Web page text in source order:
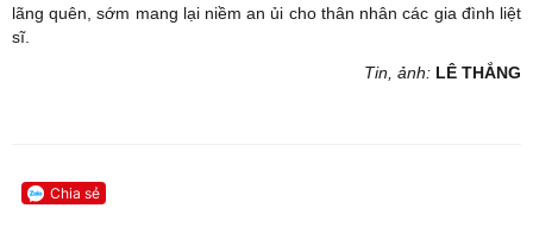
lãng quên, sớm mang lại niềm an ủi cho thân nhân các gia đình liệt
sĩ.
Tin, ảnh: LÊ THẮNG
Chia sẻ